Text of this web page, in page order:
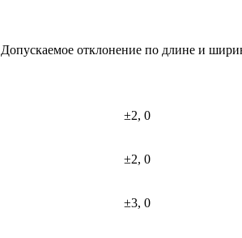
Допускаемое отклонение по длине и
±2, 0
±2, 0
±3, 0